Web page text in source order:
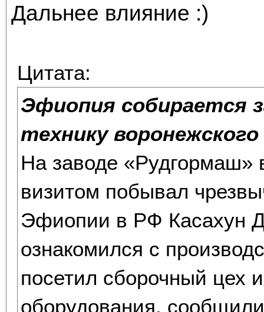
Дальнее влияние :)
Цитата:
Эфиопия собирается
технику
На заводе
визитом побывал
Эфиопии в РФ Касахун
ознакомился с
посетил сборочный цех
оборудования,